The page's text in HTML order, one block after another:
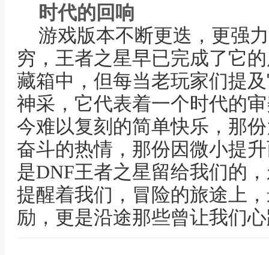
时代的回响
游戏版本不断更迭，更强
穷，王者之星早已完成了它
藏箱中，但每当老玩家们提
神采，它代表着一个时代的
今难以复刻的简单快乐，那
奋斗的热情，那份因微小提
是DNF王者之星留给我们的
提醒着我们，冒险的旅途上
励，更是沿途那些曾让我们